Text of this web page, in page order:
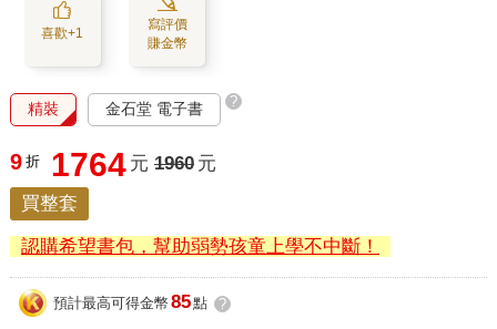
喜歡+1
寫評價
賺金幣
精裝 金石堂 電子書 ?
9 折 1764 元 1960 元
買整套
認購希望書包，幫助弱勢孩童上學不中斷！
預計最高可得金幣 85點 ?